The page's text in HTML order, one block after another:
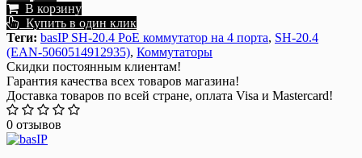
В корзину
Купить в один клик
Теги: basIP SH-20.4 PoE коммутатор на 4 порта, SH-20.4
(EAN-5060514912935), Коммутаторы
Скидки постоянным клиентам!
Гарантия качества всех товаров магазина!
Доставка товаров по всей стране, оплата Visa и Mastercard!
0 отзывов